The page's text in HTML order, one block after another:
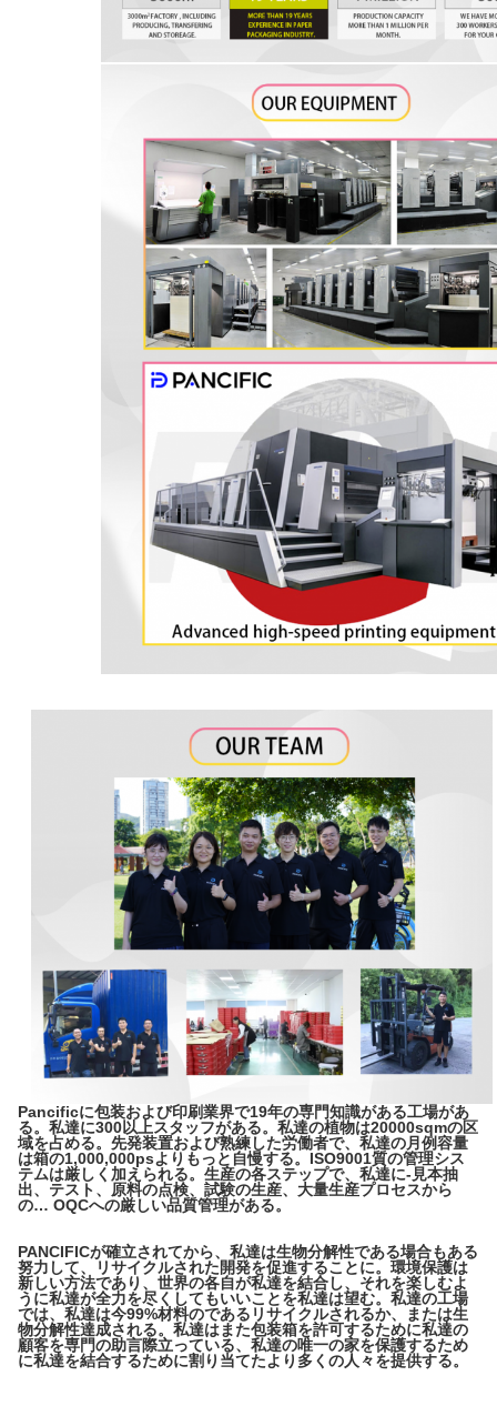
Pancificに包装および印刷業界で19年の専門知識がある工場があ
る。私達に300以上スタッフがある。私達の植物は20000sqmの区
域を占める。先発装置および熟練した労働者で、私達の月例容量
は箱の1,000,000psよりもっと自慢する。ISO9001質の管理シス
テムは厳しく加えられる。生産の各ステップで、私達に-見本抽
出、テスト、原料の点検、試験の生産、大量生産プロセスから
の… OQCへの厳しい品質管理がある。
PANCIFICが確立されてから、私達は生物分解性である場合もある
努力して、リサイクルされた開発を促進することに。環境保護は
新しい方法であり、世界の各自が私達を結合し、それを楽しむよ
うに私達が全力を尽くしてもいいことを私達は望む。私達の工場
では、私達は今99%材料のであるリサイクルされるか、または生
物分解性達成される。私達はまた包装箱を許可するために私達の
顧客を専門の助言際立っている、私達の唯一の家を保護するため
に私達を結合するために割り当てたより多くの人々を提供する。